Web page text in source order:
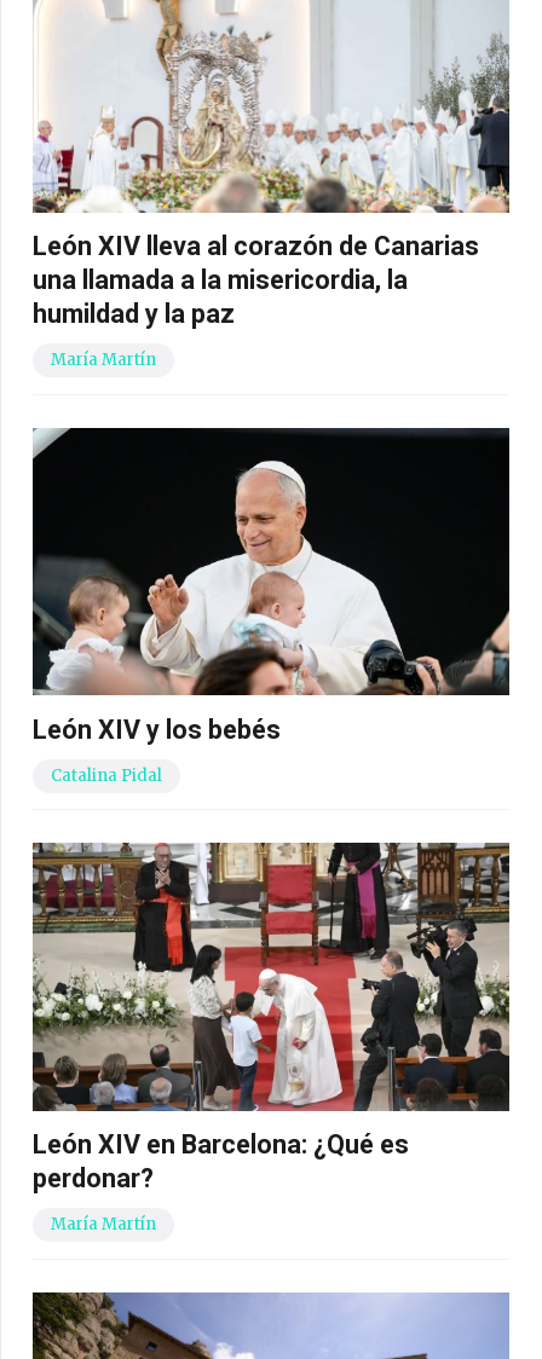
León XIV lleva al corazón de Canarias
una llamada a la misericordia, la
humildad y la paz
María Martín
León XIV y los bebés
Catalina Pidal
León XIV en Barcelona: ¿Qué es
perdonar?
María Martín